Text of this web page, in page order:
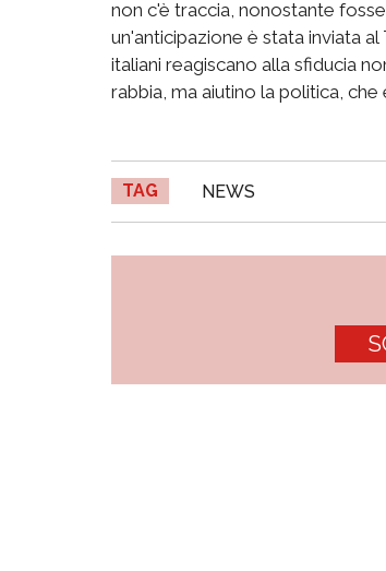
non c'è traccia, nonostante
un'anticipazione è stata inviata
italiani reagiscano alla sfiducia
rabbia, ma aiutino la politica,
TAG NEWS